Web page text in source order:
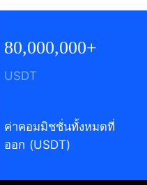
80,000,000+
USDT
ค่าคอมมิชชั่นทั้งหมดที่
ออก (USDT)